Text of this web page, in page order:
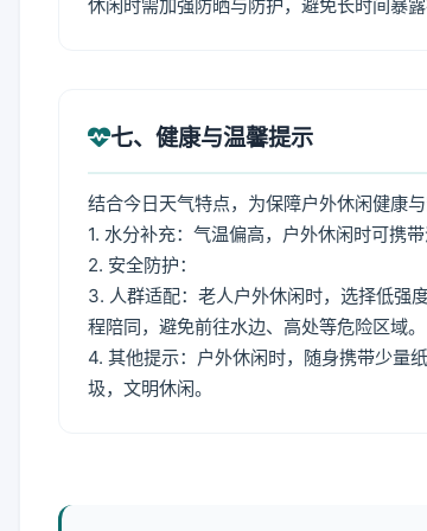
休闲时需加强防晒与防护，避免长时间暴
七、健康与温馨提示
结合今日天气特点，为保障户外休闲健康
1. 水分补充：气温偏高，户外休闲时可携
2. 安全防护：
3. 人群适配：老人户外休闲时，选择低强
程陪同，避免前往水边、高处等危险区域。
4. 其他提示：户外休闲时，随身携带少量
圾，文明休闲。